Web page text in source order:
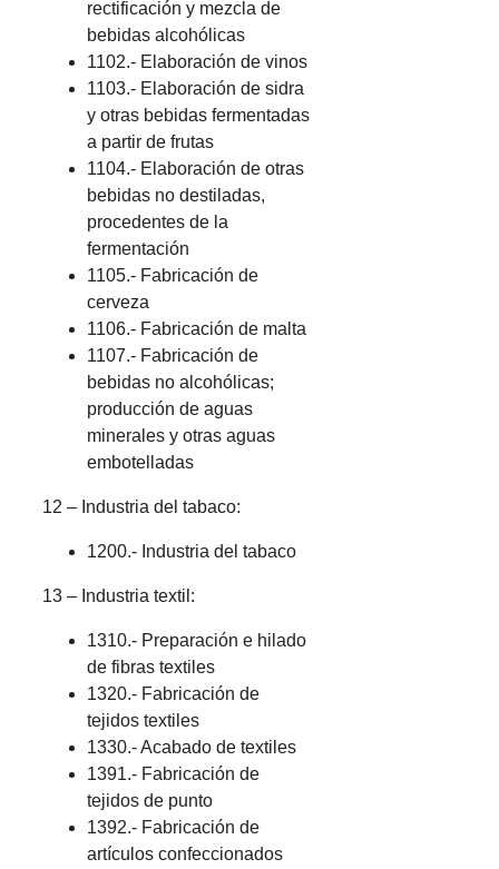
rectificación y mezcla de
bebidas alcohólicas
1102.- Elaboración de vinos
1103.- Elaboración de sidra
y otras bebidas fermentadas
a partir de frutas
1104.- Elaboración de otras
bebidas no destiladas,
procedentes de la
fermentación
1105.- Fabricación de
cerveza
1106.- Fabricación de malta
1107.- Fabricación de
bebidas no alcohólicas;
producción de aguas
minerales y otras aguas
embotelladas
12 – Industria del tabaco:
1200.- Industria del tabaco
13 – Industria textil:
1310.- Preparación e hilado
de fibras textiles
1320.- Fabricación de
tejidos textiles
1330.- Acabado de textiles
1391.- Fabricación de
tejidos de punto
1392.- Fabricación de
artículos confeccionados